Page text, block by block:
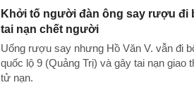
Khởi tố người đàn ông say rượu đi
tai nạn chết người
Uống rượu say nhưng Hồ Văn V. vẫn đi
quốc lộ 9 (Quảng Trị) và gây tai nạn giao
tử nạn.